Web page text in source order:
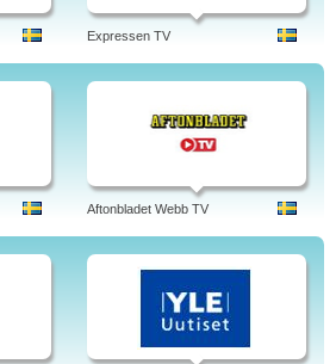
Expressen TV
Aftonbladet Webb TV